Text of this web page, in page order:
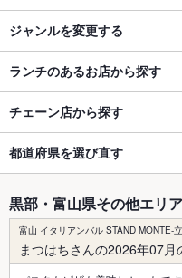
ジャンルを変更する
ランチのあるお店から探す
チェーン店から探す
都道府県を選び直す
黒部・富山県その他エリ
富山 イタリアンバル STAND MONTE-
まつはちさんの2026年07月